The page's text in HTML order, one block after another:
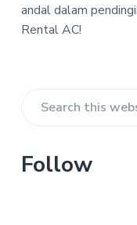
C
andal dalam
Rental AC!
Primary
Search
website
Follow